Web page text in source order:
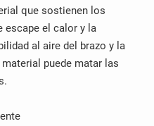
que sostienen los
escape el calor y la
al aire del brazo y la
puede matar las